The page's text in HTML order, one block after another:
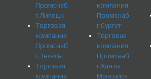
Промснаб
г.Липецк
Торговая
компания
Промснаб
г.Энгельс
Торговая
компания
компания
Промснаб
г.Сургут
Торговая
компания
Промснаб
г.Ханты-
Мансийск